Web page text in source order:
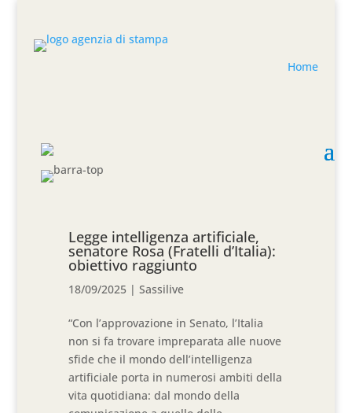
Home
Legge intelligenza artificiale,
senatore Rosa (Fratelli d’Italia):
obiettivo raggiunto
18/09/2025 |Sassilive
“Con l’approvazione in Senato, l’Italia
non si fa trovare impreparata alle nuove
sfide che il mondo dell’intelligenza
artificiale porta in numerosi ambiti della
vita quotidiana: dal mondo della